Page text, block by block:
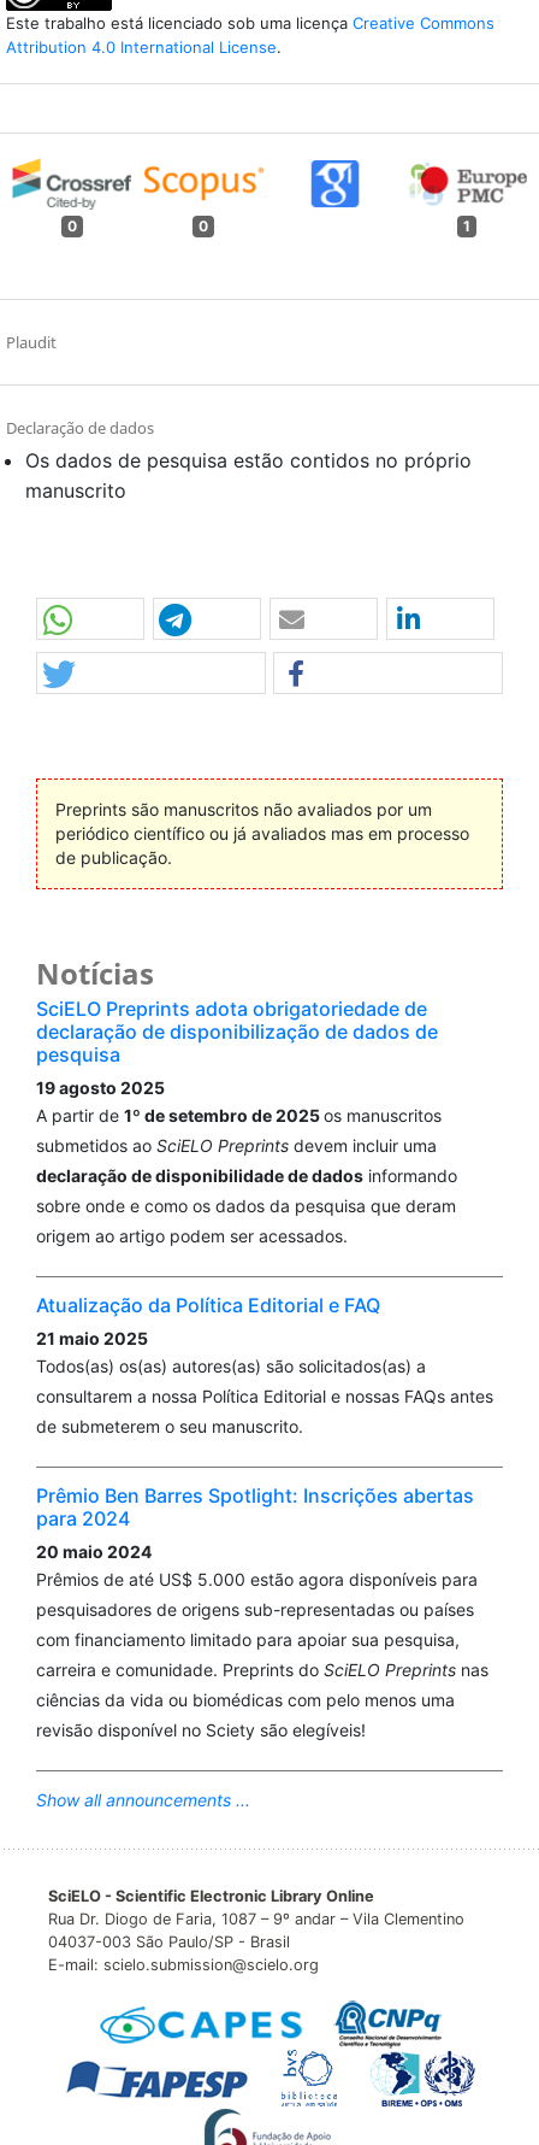
Este trabalho está licenciado sob uma licença Creative Commons
Attribution 4.0 International License.
0 0 1
Plaudit
Declaração de dados
Os dados de pesquisa estão contidos no próprio
manuscrito
Preprints são manuscritos não avaliados por um
periódico científico ou já avaliados mas em processo
de publicação.
Notícias
SciELO Preprints adota obrigatoriedade de
declaração de disponibilização de dados de
pesquisa
19 agosto 2025
A partir de 1º de setembro de 2025os manuscritos
submetidos ao SciELO Preprints devem incluir uma
declaração de disponibilidade de dados informando
sobre onde e como os dados da pesquisa que deram
origem ao artigo podem ser acessados.
Atualização da Política Editorial e FAQ
21 maio 2025
Todos(as) os(as) autores(as) são solicitados(as) a
consultarem a nossa Política Editorial e nossas FAQs antes
de submeterem o seu manuscrito.
Prêmio Ben Barres Spotlight: Inscrições abertas
para 2024
20 maio 2024
Prêmios de até US$ 5.000 estão agora disponíveis para
pesquisadores de origens sub-representadas ou países
com financiamento limitado para apoiar sua pesquisa,
carreira e comunidade. Preprints do SciELO Preprints nas
ciências da vida ou biomédicas com pelo menos uma
revisão disponível no Sciety são elegíveis!
Show all announcements ...
SciELO - Scientific Electronic Library Online
Rua Dr. Diogo de Faria, 1087 – 9º andar – Vila Clementino
04037-003 São Paulo/SP - Brasil
E-mail: scielo.submission@scielo.org